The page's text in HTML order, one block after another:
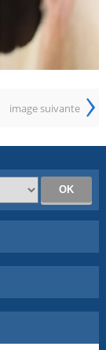
image suivante ›